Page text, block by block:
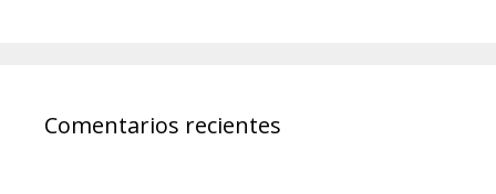
Comentarios recientes